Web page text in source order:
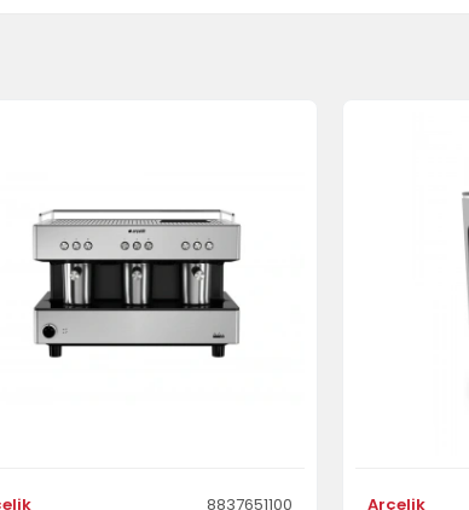
8837651100 Arçelik